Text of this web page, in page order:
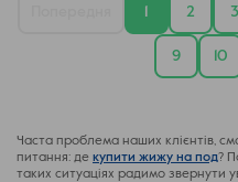
2 3
9 10
Часта проблема наших клієнтів,
питання: де купити жижу на под?
таких ситуаціях радимо звернути